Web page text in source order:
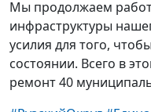
Мы продолжаем
инфраструктуры
усилия для того,
состоянии. Всего в
ремонт 40